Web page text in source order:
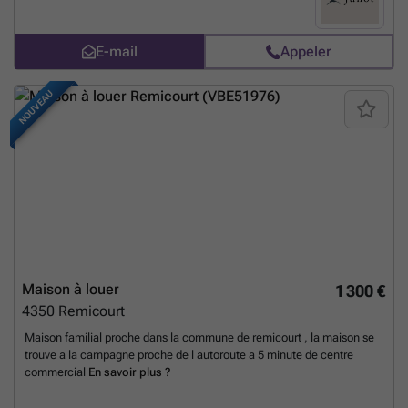
salle de bains privative. Certaines chambres avec balcon ou terrasse.
ventilation double flux, adoucisseur d’eau, PEB C et finitions de
qualité. À proximité immédiate de l’OTAN, des transport et,
commerces Une véritable perle rare, idéal pour du coliving. À visiter
sans tarder ! A découvrir chez Victoire - Junot - ### - Tel : ###
savoir plus ?
E-mail Appeler
NOUVEAU
1 300 €
Maison à louer
4350 Remicourt
Maison familial proche dans la commune de remicourt , la maison se
trouve a la campagne proche de l autoroute a 5 minute de centre
commercial En savoir plus ?